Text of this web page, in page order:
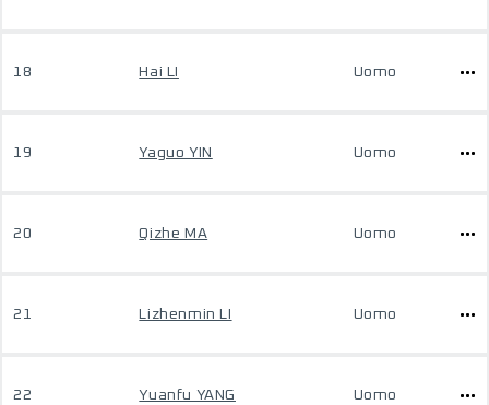
18 Hai LI Uomo
19 Yaguo YIN Uomo
20 Qizhe MA Uomo
21 Lizhenmin LI Uomo
22 Yuanfu YANG Uomo